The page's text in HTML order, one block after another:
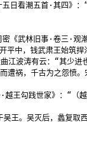
日看潮五首·其四》
《武林旧事·卷三·
中，钱武肃王始筑
江波涛有云：“其少
祸，千古为之怨愤。
越王勾践世家》：“
王。吴灭后，蠡复取